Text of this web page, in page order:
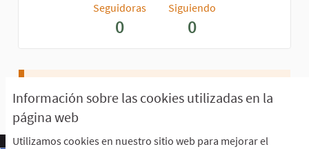
Información sobre las cookies utilizadas en la
página web
Utilizamos cookies en nuestro sitio web para mejorar el
Seguidoras
0
Siguiendo
0